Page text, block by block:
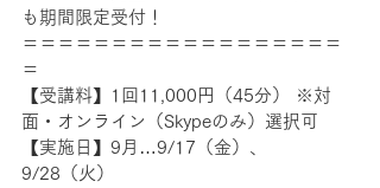
も期間限定受付！
＝＝＝＝＝＝＝＝＝＝＝＝＝＝＝＝＝＝
＝
【受講料】1回11,000円（45分） ※対
面・オンライン（Skypeのみ）選択可
【実施日】9月…9/17（金）、
9/28（火）